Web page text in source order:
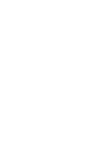
无人机支柱